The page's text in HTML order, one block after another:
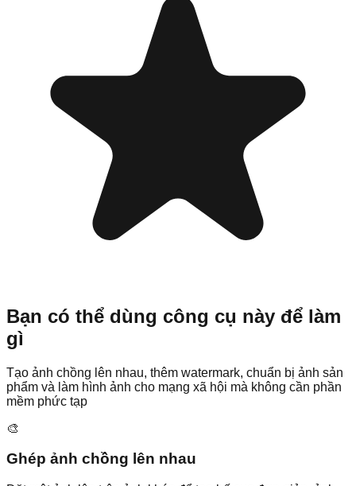
Bạn có thể dùng công cụ này để làm
gì
Tạo ảnh chồng lên nhau, thêm watermark, chuẩn bị ảnh sản
phẩm và làm hình ảnh cho mạng xã hội mà không cần phần
mềm phức tạp
🎨
Ghép ảnh chồng lên nhau